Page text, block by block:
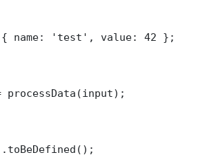
{ name: 'test', value: 42 };